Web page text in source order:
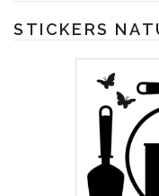
STICKERS